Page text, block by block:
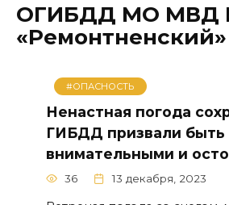
ОГИБДД МО МВД
«Ремонтненский»
#ОПАСНОСТЬ
Ненастная погода
ГИБДД призвали быть
внимательными и
36 13 декабря, 2023